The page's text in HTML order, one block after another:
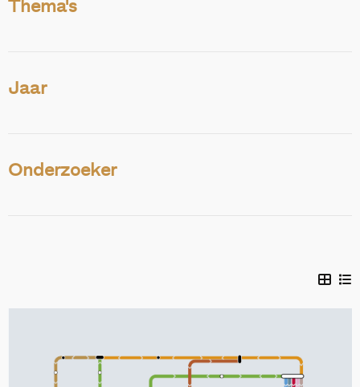
Thema's
Jaar
Onderzoeker